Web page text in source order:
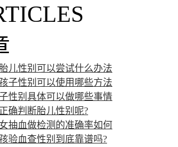
儿性别可以尝试什么办法
子性别可以使用哪些方法
性别具体可以做哪些事情
确判断胎儿性别呢?
抽血做检测的准确率如何
验血查性别到底靠谱吗?